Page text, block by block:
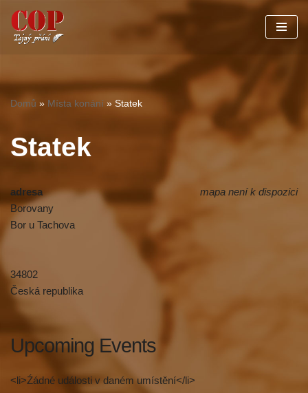
Přeskočit
Domů » Místa konání » Statek
Statek
mapa není k dispozici
adresa
Borovany
Bor u Tachova
34802
Česká republika
Upcoming Events
<li>Źádné události v daném umístění</li>